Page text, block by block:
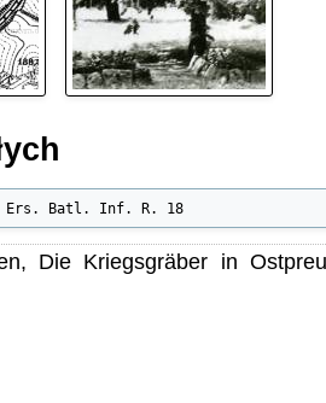
Ers. Batl. Inf. R. 18
Die Kriegsgräber in